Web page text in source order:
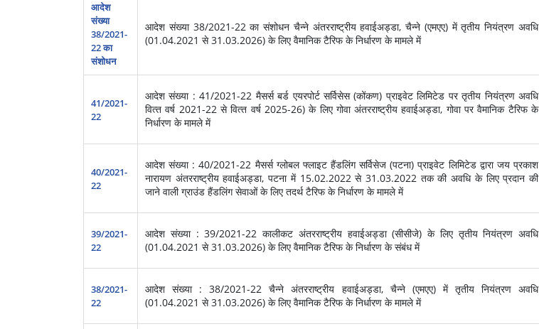
आदेश
संख्‍या
38/2021-
22 का
संशोधन
आदेश संख्‍या 38/2021-22 का संशोधन चैन्‍ने अंतरराष्‍ट्रीय हवाईअड्डा, चैन्‍ने (एमएए) में तृतीय नियंत्रण अवधि
(01.04.2021 से 31.03.2026) के लिए वैमानिक टैरिफ के निर्धारण के मामले में
41/2021-
22
आदेश संख्या : 41/2021-22 मैसर्स बर्ड एयरपोर्ट सर्विसेस (कोंकण) प्राइवेट लिमिटेड पर तृतीय नियंत्रण अवधि
वित्‍त वर्ष 2021-22 से वित्‍त वर्ष 2025-26) के लिए गोवा अंतरराष्‍ट्रीय हवाईअड्डा, गोवा पर वैमानिक टैरिफ के
निर्धारण के मामले में
40/2021-
22
आदेश संख्या : 40/2021-22 मैसर्स ग्‍लोबल फ्लाइट हैंडलिंग सर्विसेज (पटना) प्राइवेट लिमिटेड द्वारा जय प्रकाश
नारायण अंतरराष्‍ट्रीय हवाईअड्डा, पटना में 15.02.2022 से 31.03.2022 तक की अवधि के लिए प्रदान की
जाने वाली ग्राउंड हैंडलिंग सेवाओं के लिए तदर्थ टैरिफ के निर्धारण के मामले में
39/2021-
22
आदेश संख्या : 39/2021-22 कालीकट अंतरराष्‍ट्रीय हवाईअड्डा (सीसीजे) के लिए तृतीय नियंत्रण अवधि
(01.04.2021 से 31.03.2026) के लिए वैमानिक टैरिफ के निर्धारण के संबंध में
38/2021-
22
आदेश संख्या : 38/2021-22 चैन्‍ने अंतरराष्‍ट्रीय हवाईअड्डा, चैन्‍ने (एमएए) में तृतीय नियंत्रण अवधि
(01.04.2021 से 31.03.2026) के लिए वैमानिक टैरिफ के निर्धारण के मामले में